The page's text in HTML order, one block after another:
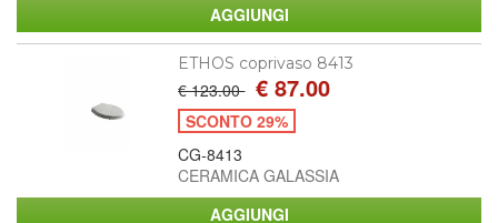
ETHOS coprivaso 8413
€ 123.00 € 87.00
SCONTO 29%
CG-8413
CERAMICA GALASSIA